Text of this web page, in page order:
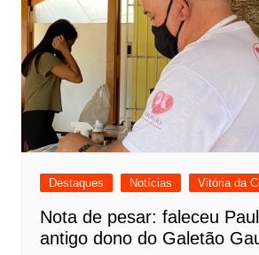
Destaques Notícias Vitória da
Nota de pesar: faleceu
antigo dono do Galetão